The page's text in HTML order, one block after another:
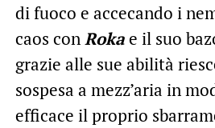
di fuoco e accecando i
caos conRokae il suo
grazie alle sue abilità
sospesa a mezz’aria in
efficace il proprio